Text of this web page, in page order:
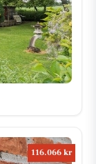
116.066 kr